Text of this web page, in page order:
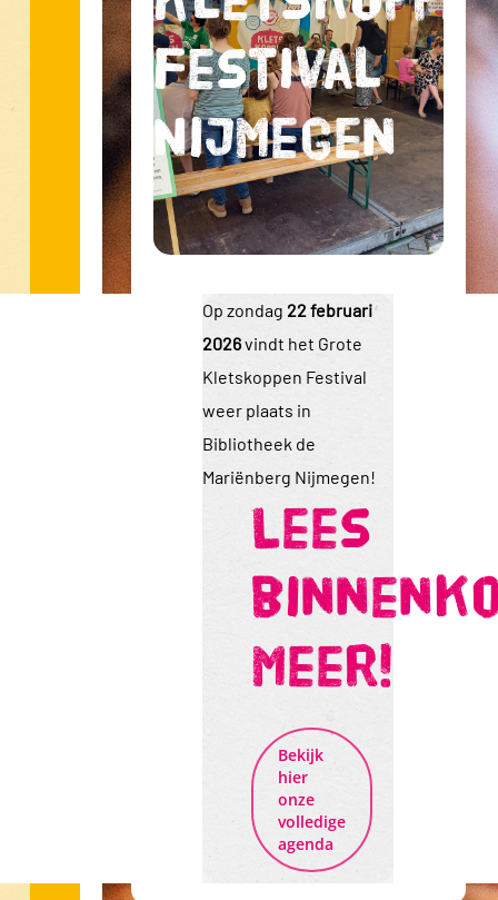
Festival
Nijmegen
Op zondag 22 februari
2026vindt het Grote
Kletskoppen Festival
weer plaats in
Bibliotheek de
Mariënberg Nijmegen!
Lees
meer!
Bekijk
hier
onze
volledige
agenda